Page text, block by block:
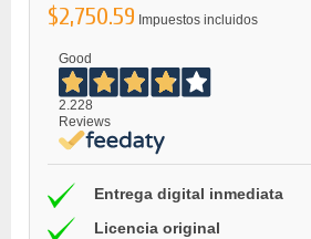
$2,750.59 Impuestos incluidos
Good
2.228
Reviews
Entrega digital inmediata
Licencia original